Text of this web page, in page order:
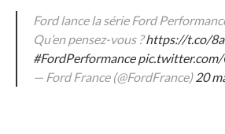
Ford lance la série Ford
Qu’en pensez-vous ?https://t.co/
#FordPerformance
— Ford France (@FordFrance)20